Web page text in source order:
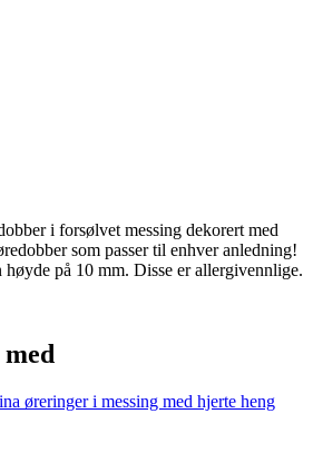
i forsølvet messing dekorert med
som passer til enhver anledning!
på 10 mm. Disse er allergivennlige.
med
øreringer i messing med hjerte heng